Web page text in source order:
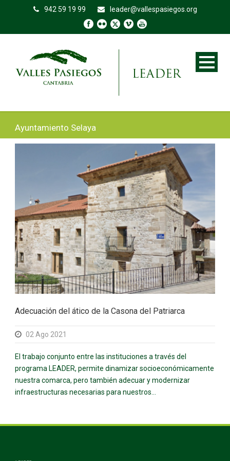
942 59 19 99 leader@vallespasiegos.org
Ayuntamiento Selaya
Adecuación del ático de la Casona del Patriarca
02 Ago 2021
El trabajo conjunto entre las instituciones a través del
programa LEADER, permite dinamizar socioeconómicamente
nuestra comarca, pero también adecuar y modernizar
infraestructuras necesarias para nuestros...